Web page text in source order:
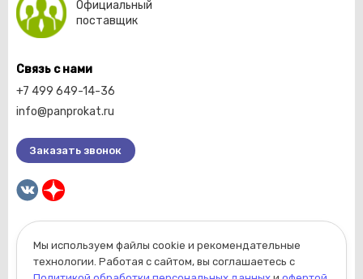
2026 © Компания «Пан прокат».
Вся информация, размещенная на сайте, носит
Официальный
поставщик
Связь с нами
+7 499 649-14-36
info@panprokat.ru
Заказать звонок
Мы используем файлы cookie и рекомендательные
технологии. Работая с сайтом, вы соглашаетесь с